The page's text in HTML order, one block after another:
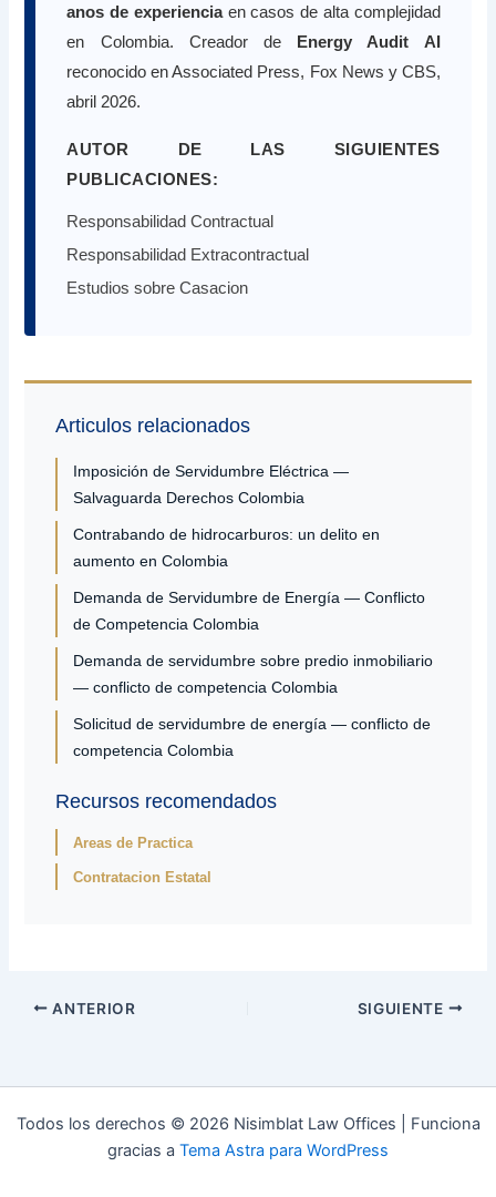
anos de experienciaen casos de alta complejidad
en Colombia. Creador de Energy Audit AI
reconocido en Associated Press, Fox News y CBS,
abril 2026.
AUTOR DE LAS SIGUIENTES
PUBLICACIONES:
Responsabilidad Contractual
Responsabilidad Extracontractual
Estudios sobre Casacion
Articulos relacionados
Imposición de Servidumbre Eléctrica —
Salvaguarda Derechos Colombia
Contrabando de hidrocarburos: un delito en
aumento en Colombia
Demanda de Servidumbre de Energía — Conflicto
de Competencia Colombia
Demanda de servidumbre sobre predio inmobiliario
— conflicto de competencia Colombia
Solicitud de servidumbre de energía — conflicto de
competencia Colombia
Recursos recomendados
Areas de Practica
Contratacion Estatal
ANTERIOR SIGUIENTE
Todos los derechos © 2026 Nisimblat Law Offices | Funciona
gracias a Tema Astra para WordPress